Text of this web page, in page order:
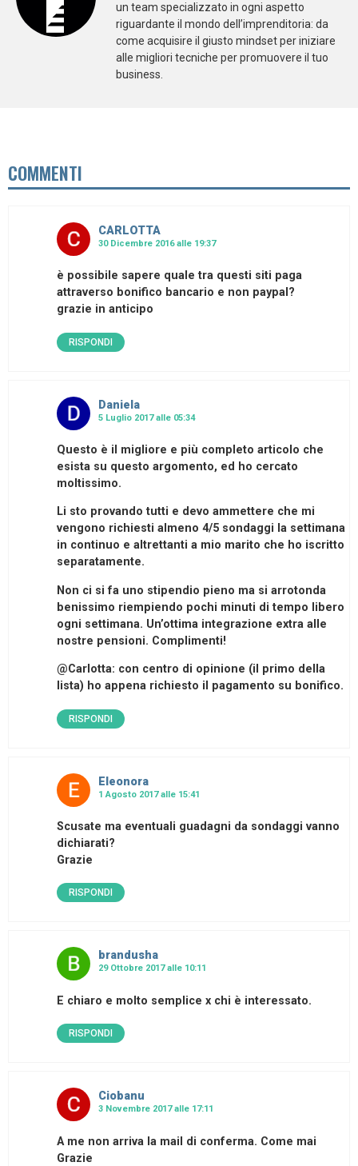
un team specializzato in ogni aspetto
riguardante il mondo dell’imprenditoria: da
come acquisire il giusto mindset per iniziare
alle migliori tecniche per promuovere il tuo
business.
COMMENTI
CARLOTTA
30 Dicembre 2016 alle 19:37
è possibile sapere quale tra questi siti paga
attraverso bonifico bancario e non paypal?
grazie in anticipo
RISPONDI
Daniela
5 Luglio 2017 alle 05:34
Questo è il migliore e più completo articolo che
esista su questo argomento, ed ho cercato
moltissimo.
Li sto provando tutti e devo ammettere che mi
vengono richiesti almeno 4/5 sondaggi la settimana
in continuo e altrettanti a mio marito che ho iscritto
separatamente.
Non ci si fa uno stipendio pieno ma si arrotonda
benissimo riempiendo pochi minuti di tempo libero
ogni settimana. Un’ottima integrazione extra alle
nostre pensioni. Complimenti!
@Carlotta: con centro di opinione (il primo della
lista) ho appena richiesto il pagamento su bonifico.
RISPONDI
Eleonora
1 Agosto 2017 alle 15:41
Scusate ma eventuali guadagni da sondaggi vanno
dichiarati?
Grazie
RISPONDI
brandusha
29 Ottobre 2017 alle 10:11
E chiaro e molto semplice x chi è interessato.
RISPONDI
Ciobanu
3 Novembre 2017 alle 17:11
A me non arriva la mail di conferma. Come mai
Grazie